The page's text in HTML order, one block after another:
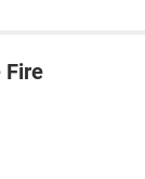
Fire